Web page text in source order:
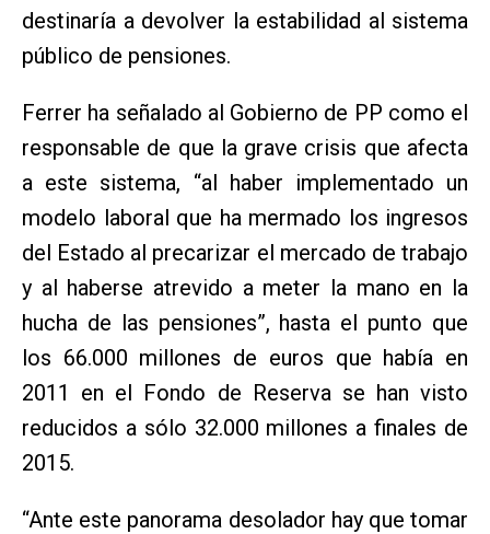
destinaría a devolver la estabilidad al sistema
público de pensiones.
Ferrer ha señalado al Gobierno de PP como el
responsable de que la grave crisis que afecta
a este sistema, “al haber implementado un
modelo laboral que ha mermado los ingresos
del Estado al precarizar el mercado de trabajo
y al haberse atrevido a meter la mano en la
hucha de las pensiones”, hasta el punto que
los 66.000 millones de euros que había en
2011 en el Fondo de Reserva se han visto
reducidos a sólo 32.000 millones a finales de
2015.
“Ante este panorama desolador hay que tomar